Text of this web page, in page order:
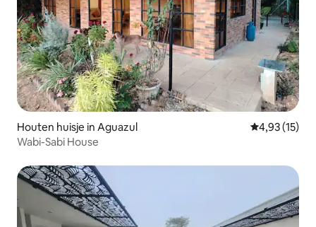
Houten huisje in Aguazul Gemiddelde
4,93 (15)
Wabi-Sabi House